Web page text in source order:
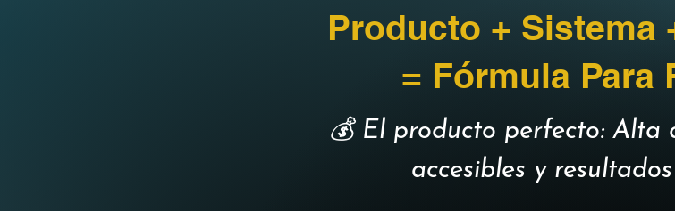
Producto + Sistema
= Fórmula Para
💰 El producto perfecto: Alta
accesibles y